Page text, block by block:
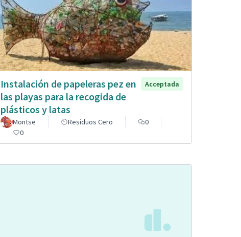
Instalación de papeleras pez en
las playas para la recogida de
plásticos y latas
Acceptada
Montse Residuos Cero
0
0